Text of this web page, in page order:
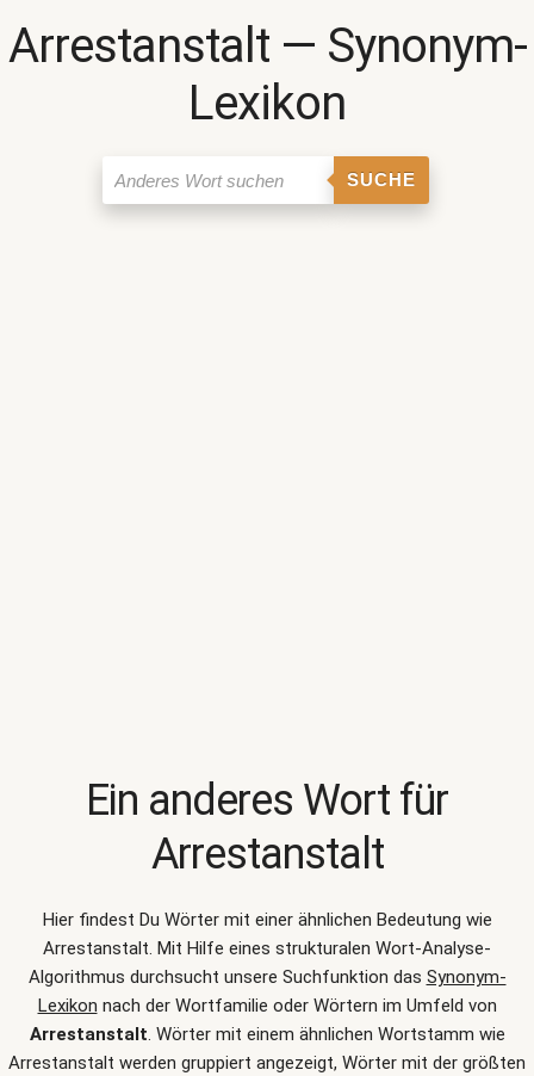
Arrestanstalt ― Synonym-
Lexikon
SUCHE
Ein anderes Wort für
Arrestanstalt
Hier findest Du Wörter mit einer ähnlichen Bedeutung wie
Arrestanstalt. Mit Hilfe eines strukturalen Wort-Analyse-
Algorithmus durchsucht unsere Suchfunktion das Synonym-
Lexikon nach der Wortfamilie oder Wörtern im Umfeld von
Arrestanstalt. Wörter mit einem ähnlichen Wortstamm wie
Arrestanstalt werden gruppiert angezeigt, Wörter mit der größten